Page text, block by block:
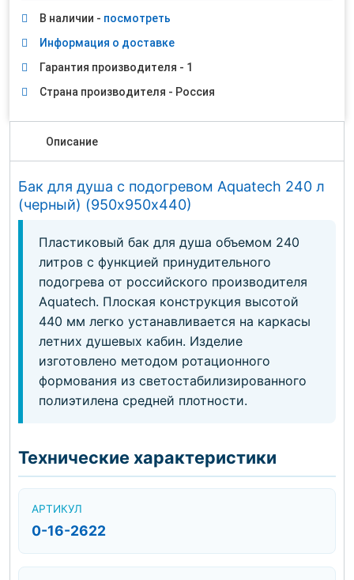
В наличии - посмотреть
Информация о доставке
Гарантия производителя - 1
Страна производителя - Россия
Описание
Бак для душа с подогревом Aquatech 240 л
(черный) (950х950х440)
Пластиковый бак для душа объемом 240
литров с функцией принудительного
подогрева от российского производителя
Aquatech. Плоская конструкция высотой
440 мм легко устанавливается на каркасы
летних душевых кабин. Изделие
изготовлено методом ротационного
формования из светостабилизированного
полиэтилена средней плотности.
Технические характеристики
АРТИКУЛ
0-16-2622